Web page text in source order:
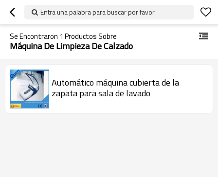
Entra una palabra para buscar por favor
Se Encontraron 1 Productos Sobre
Máquina De Limpieza De Calzado
Automático máquina cubierta de la
zapata para sala de lavado